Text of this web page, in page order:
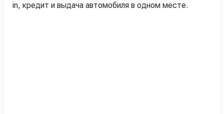
in, кредит и выдача автомобиля в одном месте.